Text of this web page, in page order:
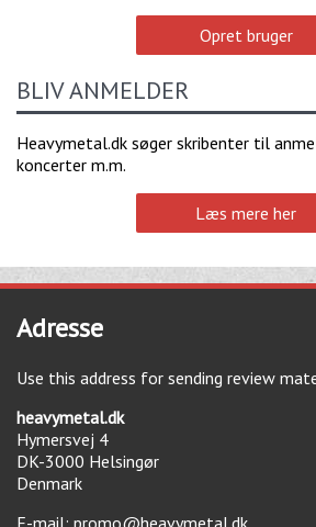
Opret bruger
BLIV ANMELDER
Heavymetal.dk søger skribenter til
koncerter m.m.
Læs mere her
Adresse
Use this address for sending review
heavymetal.dk
Hymersvej 4
DK-3000 Helsingør
Denmark